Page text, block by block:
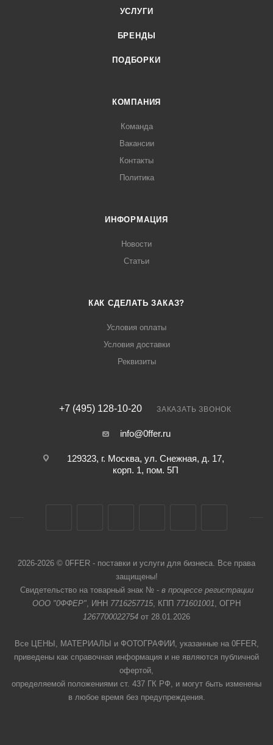
УСЛУГИ
БРЕНДЫ
ПОДБОРКИ
КОМПАНИЯ
Команда
Вакансии
Контакты
Политика
ИНФОРМАЦИЯ
Новости
Статьи
КАК СДЕЛАТЬ ЗАКАЗ?
Условия оплаты
Условия доставки
Реквизиты
+7 (495) 128-10-20 ЗАКАЗАТЬ ЗВОНОК
info@0ffer.ru
129323, г. Москва, ул. Снежная, д. 17,
корп. 1, пом. 5П
2026-2026 © 0FFER - поставки и услуги для бизнеса. Все права
защищены!
Свидетельство на товарный знак № - в процессе регистрации
ООО "0ФФЕР", ИНН 7716257715, КПП 771601001, ОГРН
1267700022754 от 28.01.2026
Все ЦЕНЫ, МАТЕРИАЛЫ и ФОТОГРАФИИ, указанные на 0FFER,
приведены как справочная информация и не являются публичной
офертой,
определяемой положениями ст. 437 ГК РФ, и могут быть изменены
в любое время без предупреждения.